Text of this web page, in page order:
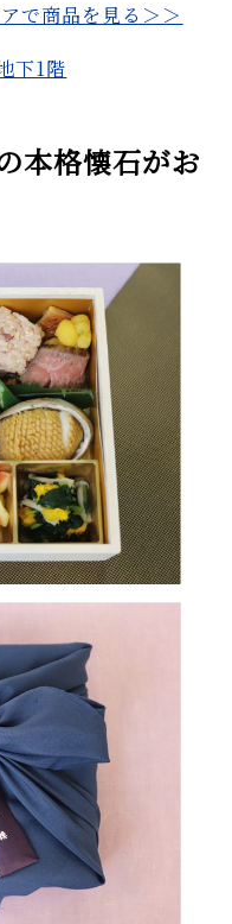
で商品を見る＞＞
下1階
本格懐石がお